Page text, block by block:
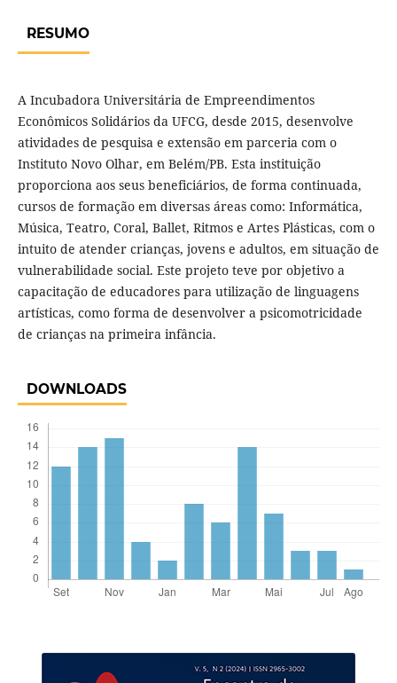
RESUMO
A Incubadora Universitária de Empreendimentos
Econômicos Solidários da UFCG, desde 2015, desenvolve
atividades de pesquisa e extensão em parceria com o
Instituto Novo Olhar, em Belém/PB. Esta instituição
proporciona aos seus beneficiários, de forma continuada,
cursos de formação em diversas áreas como: Informática,
Música, Teatro, Coral, Ballet, Ritmos e Artes Plásticas, com o
intuito de atender crianças, jovens e adultos, em situação de
vulnerabilidade social. Este projeto teve por objetivo a
capacitação de educadores para utilização de linguagens
artísticas, como forma de desenvolver a psicomotricidade
de crianças na primeira infância.
DOWNLOADS